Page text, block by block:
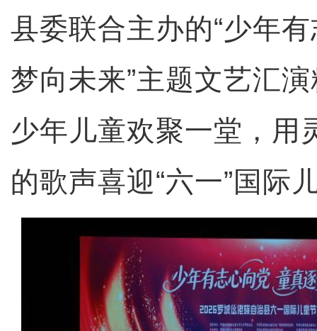
县委联合主办的“少年
梦向未来”主题文艺汇
少年儿童欢聚一堂，用
的歌声喜迎“六一”国际